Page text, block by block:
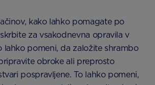
kako lahko pomagate po
za vsakodnevna opravila v
lahko pomeni, da založite shrambo
obroke ali preprosto
pospravljene. To lahko pomeni,